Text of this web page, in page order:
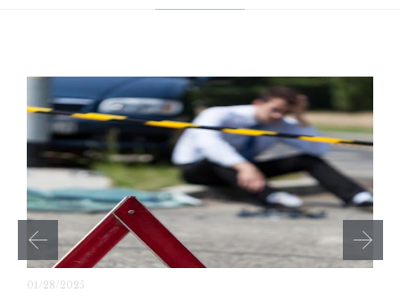
01/28/2025